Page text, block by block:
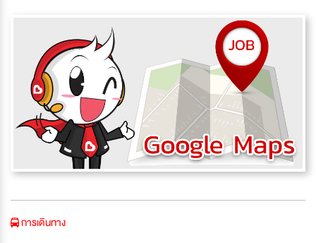
การเดินทาง